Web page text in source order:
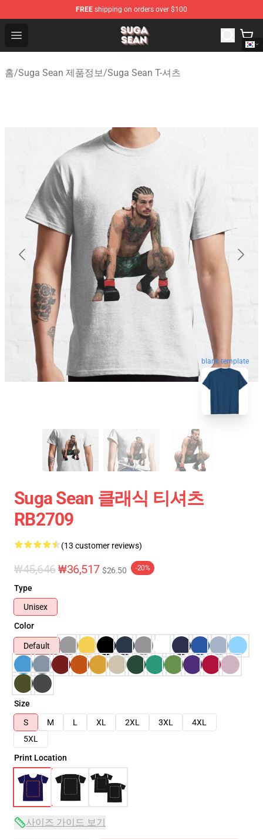
FREE shipping on orders over $100
Open menu
Suga Sean Shop - Official Suga Sean Merchandise Store
홈/Suga Sean 제품정보/Suga Sean T-셔츠
blank template
Suga Sean 클래식 티셔츠
RB2709
(13 customer reviews)
₩45,646₩36,517 $26.50 -20%
Type
Unisex
Color
Default
Size
S
M L XL 2XL 3XL
4XL
5XL
Print Location
사이즈 가이드 보기